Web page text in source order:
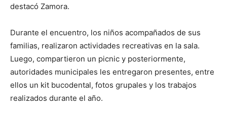
destacó Zamora.
Durante el encuentro, los niños acompañados de sus
familias, realizaron actividades recreativas en la sala.
Luego, compartieron un picnic y posteriormente,
autoridades municipales les entregaron presentes, entre
ellos un kit bucodental, fotos grupales y los trabajos
realizados durante el año.